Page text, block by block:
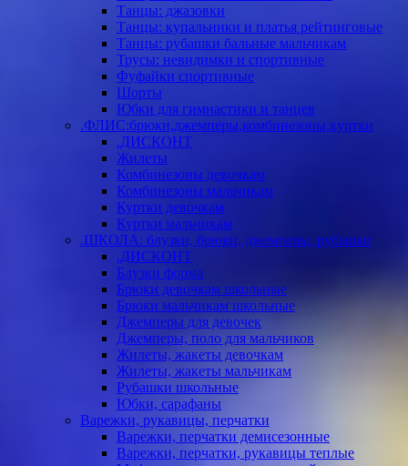
Танцы: джазовки
Танцы: купальники и платья рейтинговые
Танцы: рубашки бальные мальчикам
Трусы: невидимки и спортивные
Фуфайки спортивные
Шорты
Юбки для гимнастики и танцев
.ФЛИС:брюки,джемперы,комбинезоны,куртки
.ДИСКОНТ
Жилеты
Комбинезоны девочкам
Комбинезоны мальчикам
Куртки девочкам
Куртки мальчикам
.ШКОЛА: блузки, брюки, джемперы, рубашки
.ДИСКОНТ
Блузки форма
Брюки девочкам школьные
Брюки мальчикам школьные
Джемперы для девочек
Джемперы, поло для мальчиков
Жилеты, жакеты девочкам
Жилеты, жакеты мальчикам
Рубашки школьные
Юбки, сарафаны
Варежки, рукавицы, перчатки
Варежки, перчатки демисезонные
Варежки, перчатки, рукавицы теплые